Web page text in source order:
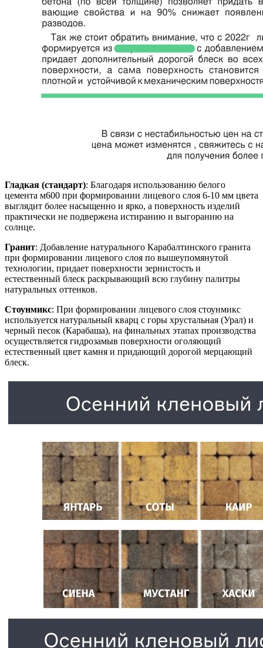
Гладкая (стандарт): Благодаря использованию белого
цемента м600 при формировании лицевого слоя 6-10 мм цвета
выглядит более насыщенно и ярко, а поверхность изделий
практически не подвержена истиранию и выгоранию на
солнце.
Гранит: Добавление натурального Карабалтинского гранита
при формировании лицевого слоя по вышеупомянутой
технологии, придает поверхности зернистость и
естественный блеск раскрывающий всю глубину палитры
натуральных оттенков.
Стоунмикс: При формировании лицевого слоя стоунмикс
используется натуральный кварц с горы хрустальная (Урал) и
черный песок (Карабаша), на финальных этапах производства
осуществляется гидрозамыв поверхности оголяющий
естественный цвет камня и придающий дорогой мерцающий
блеск.